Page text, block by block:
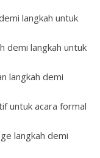
langkah untuk
demi langkah untuk
langkah demi
untuk acara formal
langkah demi